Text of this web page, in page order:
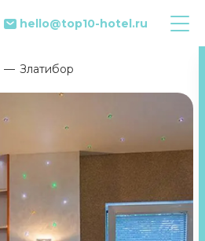
hello@top10-hotel.ru
Златибор